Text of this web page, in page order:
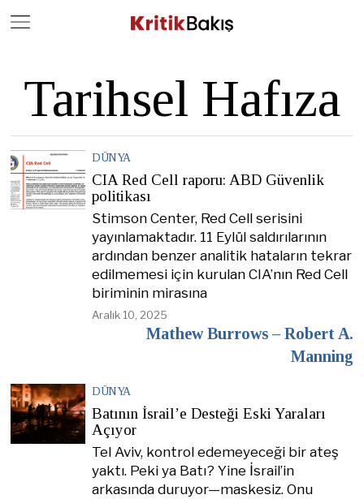
Tarihsel Hafıza
DÜNYA
CIA Red Cell raporu: ABD Güvenlik
politikası
Stimson Center, Red Cell serisini
yayınlamaktadır. 11 Eylül saldırılarının
ardından benzer analitik hataların tekrar
edilmemesi için kurulan CIA’nın Red Cell
biriminin mirasına
Aralık 10, 2025
Mathew Burrows – Robert A.
Manning
DÜNYA
Batının İsrail’e Desteği Eski Yaraları
Açıyor
Tel Aviv, kontrol edemeyeceği bir ateş
yaktı. Peki ya Batı? Yine İsrail’in
arkasında duruyor—maskesiz. Onu